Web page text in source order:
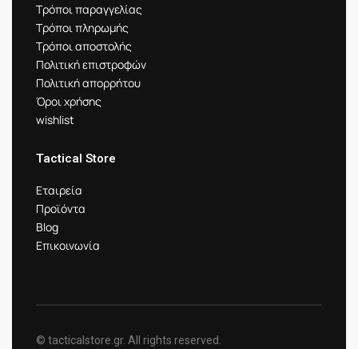
Τρόποι παραγγελίας
Τρόποι πληρωμής
Τρόποι αποστολής
Πολιτική επιστροφών
Πολιτική απορρήτου
Όροι χρήσης
wishlist
Tactical Store
Εταιρεία
Προϊόντα
Blog
Επικοινωνία
© tacticalstore.gr. All rights reserved.